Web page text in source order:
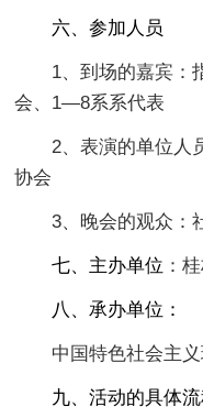
六、参加人员
1、到场的嘉宾：指
会、1—8系系代表
2、表演的单位人员
协会
3、晚会的观众：
七、主办单位 ：
八、承办单位：
中国特色社会主义
九、活动的具体流